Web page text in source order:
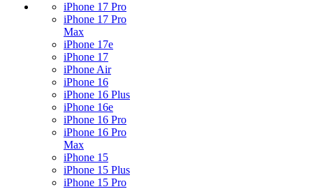
iPhone 17 Pro
iPhone 17 Pro
Max
iPhone 17e
iPhone 17
iPhone Air
iPhone 16
iPhone 16 Plus
iPhone 16e
iPhone 16 Pro
iPhone 16 Pro
Max
iPhone 15
iPhone 15 Plus
iPhone 15 Pro